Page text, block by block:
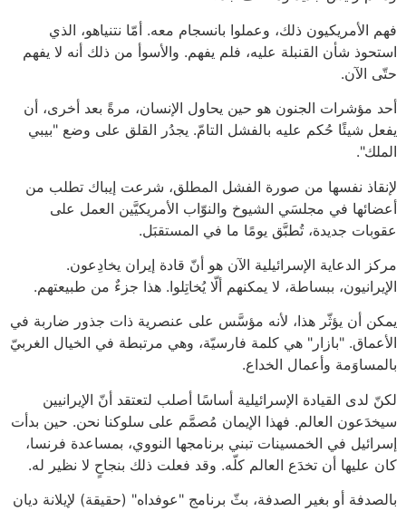
فهم الأمريكيون ذلك، وعملوا بانسجام معه. أمّا نتنياهو، الذي
استحوذ شأن القنبلة عليه، فلم يفهم. والأسوأ من ذلك أنه لا يفهم
حتّى الآن.
أحد مؤشرات الجنون هو حين يحاول الإنسان، مرةً بعد أخرى، أن
يفعل شيئًا حُكم عليه بالفشل التامّ. يجدُر القلق على وضع "بيبي
الملك".
لإنقاذ نفسها من صورة الفشل المطلق، شرعت إيباك تطلب من
أعضائها في مجلسَي الشيوخ والنوّاب الأمريكيَّين العمل على
عقوبات جديدة، تُطبَّق يومًا ما في المستقبَل.
مركز الدعاية الإسرائيلية الآن هو أنّ قادة إيران يخادِعون.
الإيرانيون، ببساطة، لا يمكنهم ألّا يُخاتِلوا. هذا جزءٌ من طبيعتهم.
يمكن أن يؤثّر هذا، لأنه مؤسَّس على عنصرية ذات جذور ضاربة في
الأعماق. "بازار" هي كلمة فارسيّة، وهي مرتبطة في الخيال الغربيّ
بالمساوَمة وأعمال الخداع.
لكنّ لدى القيادة الإسرائيلية أساسًا أصلب لتعتقد أنّ الإيرانيين
سيخدَعون العالم. فهذا الإيمان مُصمَّم على سلوكنا نحن. حين بدأت
إسرائيل في الخمسينات تبني برنامجها النووي، بمساعدة فرنسا،
كان عليها أن تخدَع العالم كلّه. وقد فعلت ذلك بنجاحٍ لا نظير له.
بالصدفة أو بغير الصدفة، بثّ برنامج "عوفداه" (حقيقة) لإيلانة ديان